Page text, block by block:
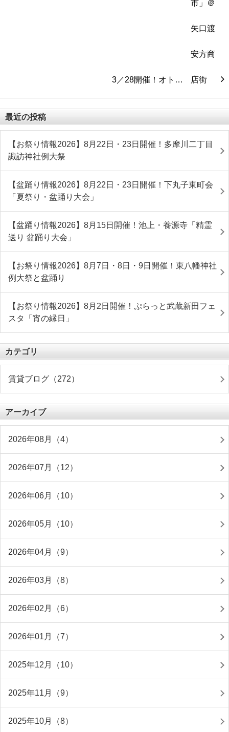
3／28開催！オト…
最近の投稿
【お祭り情報2026】8月22日・23日開催！多摩川二丁目
諏訪神社例大祭
【盆踊り情報2026】8月22日・23日開催！下丸子東町会
「夏祭り・盆踊り大会」
【盆踊り情報2026】8月15日開催！池上・養源寺「精霊
送り 盆踊り大会」
【お祭り情報2026】8月7日・8日・9日開催！東八幡神社
例大祭と盆踊り
【お祭り情報2026】8月2日開催！ぷらっと武蔵新田フェ
スタ「宵の縁日」
カテゴリ
賃貸ブログ（272）
アーカイブ
2026年08月（4）
2026年07月（12）
2026年06月（10）
2026年05月（10）
2026年04月（9）
2026年03月（8）
2026年02月（6）
2026年01月（7）
2025年12月（10）
2025年11月（9）
2025年10月（8）